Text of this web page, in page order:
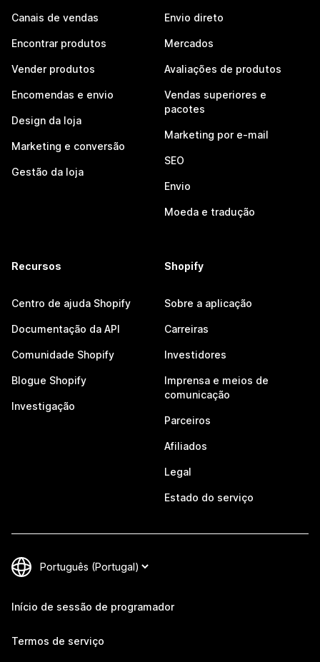
Canais de vendas
Encontrar produtos
Vender produtos
Encomendas e envio
Design da loja
Marketing e conversão
Gestão da loja
Envio direto
Mercados
Avaliações de produtos
Vendas superiores e
pacotes
Marketing por e-mail
SEO
Envio
Moeda e tradução
Recursos
Centro de ajuda Shopify
Documentação da API
Comunidade Shopify
Blogue Shopify
Investigação
Shopify
Sobre a aplicação
Carreiras
Investidores
Imprensa e meios de
comunicação
Parceiros
Afiliados
Legal
Estado do serviço
Início de sessão de programador
Termos de serviço